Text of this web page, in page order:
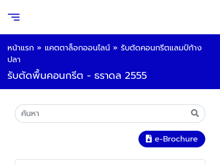
หน้าแรก » แคตตาล็อกออนไลน์ » รับตัดคอนกรีตแลมป์ก้าง
ปลา
รับตัดพื้นคอนกรีต - ธราดล 2555
e-Brochure